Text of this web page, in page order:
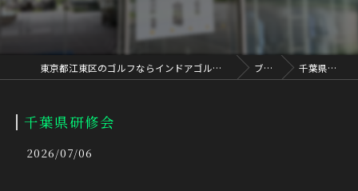
東京都江東区のゴルフならインドアゴルフレンジ Kz 亀戸店 ブログ 千葉県研修会
千葉県研修会
2026/07/06